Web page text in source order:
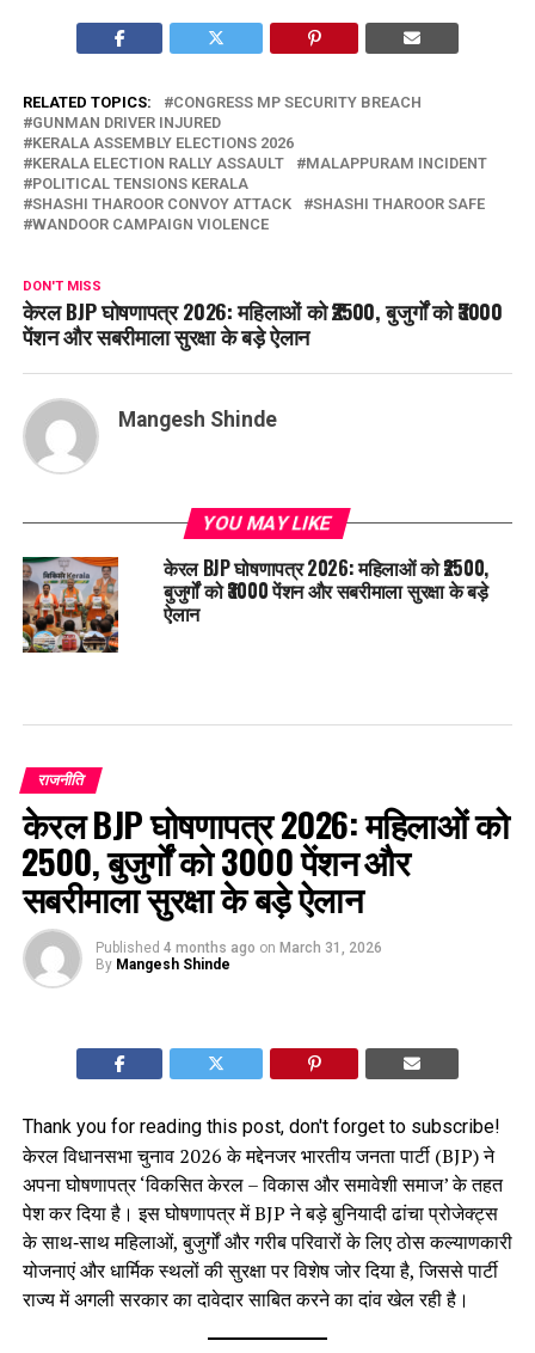
RELATED TOPICS:
CONGRESS MP SECURITY BREACH
GUNMAN DRIVER INJURED
KERALA ASSEMBLY ELECTIONS 2026
KERALA ELECTION RALLY ASSAULT
MALAPPURAM INCIDENT
POLITICAL TENSIONS KERALA
SHASHI THAROOR CONVOY ATTACK
SHASHI THAROOR SAFE
WANDOOR CAMPAIGN VIOLENCE
DON'T MISS
केरल BJP घोषणापत्र 2026: महिलाओं को ₹2500, बुजुर्गों को ₹3000
पेंशन और सबरीमाला सुरक्षा के बड़े ऐलान
Mangesh Shinde
YOU MAY LIKE
केरल BJP घोषणापत्र 2026: महिलाओं को ₹2500,
बुजुर्गों को ₹3000 पेंशन और सबरीमाला सुरक्षा के बड़े
ऐलान
राजनीति
केरल BJP घोषणापत्र 2026: महिलाओं को
₹2500, बुजुर्गों को ₹3000 पेंशन और
सबरीमाला सुरक्षा के बड़े ऐलान
Published 4 months ago on March 31, 2026
By Mangesh Shinde
Thank you for reading this post, don't forget to subscribe!
केरल विधानसभा चुनाव 2026 के मद्देनजर भारतीय जनता पार्टी (BJP) ने
अपना घोषणापत्र ‘विकसित केरल – विकास और समावेशी समाज’ के तहत
पेश कर दिया है। इस घोषणापत्र में BJP ने बड़े बुनियादी ढांचा प्रोजेक्ट्स
के साथ‑साथ महिलाओं, बुजुर्गों और गरीब परिवारों के लिए ठोस कल्याणकारी
योजनाएं और धार्मिक स्थलों की सुरक्षा पर विशेष जोर दिया है, जिससे पार्टी
राज्य में अगली सरकार का दावेदार साबित करने का दांव खेल रही है।